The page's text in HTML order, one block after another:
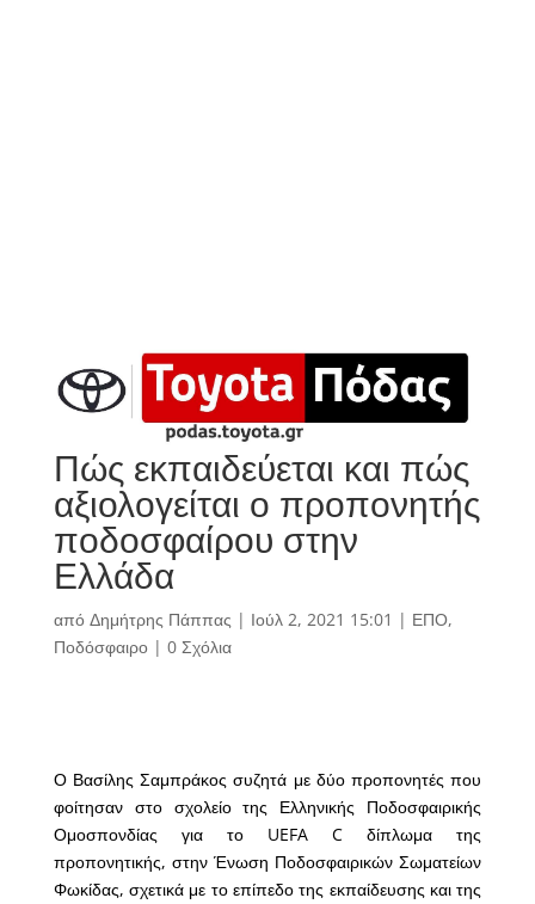
Πώς εκπαιδεύεται και πώς
αξιολογείται ο προπονητής
ποδοσφαίρου στην
Ελλάδα
από Δημήτρης Πάππας | Ιούλ 2, 2021 15:01 | ΕΠΟ,
Ποδόσφαιρο| 0 Σχόλια
Ο Βασίλης Σαμπράκος συζητά με δύο προπονητές που
φοίτησαν στο σχολείο της Ελληνικής Ποδοσφαιρικής
Ομοσπονδίας για το UEFA C δίπλωμα της
προπονητικής, στην Ένωση Ποδοσφαιρικών Σωματείων
Φωκίδας, σχετικά με το επίπεδο της εκπαίδευσης και της